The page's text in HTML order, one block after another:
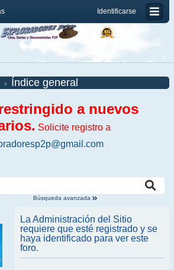
Identificarse
Índice general
a nuevos
Solicite registro a
Búsqueda avanzada
La Administración del Sitio
requiere que esté registrado y se
haya identificado para ver este
foro.